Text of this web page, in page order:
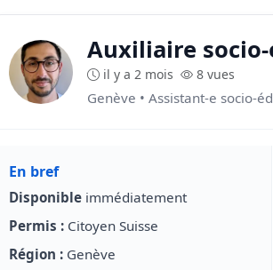
Auxiliaire
il y a 2 mois 8 vues
Genève • Assistant-e socio-
En bref
Disponible immédiatement
Permis : Citoyen Suisse
Région : Genève